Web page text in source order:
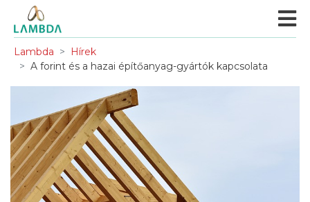
Lambda
Hírek
A forint és a hazai építőanyag-gyártók kapcsolata